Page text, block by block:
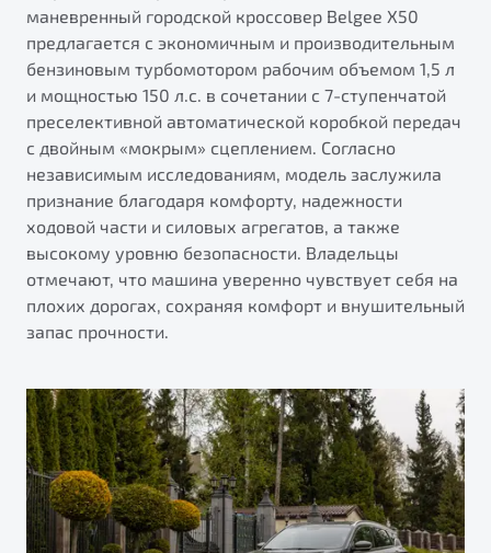
Универсальный кроссовер
от 2 499 990 ₽*
Обзор
Калькулятор ТО
Клиентская поддержка
маневренный городской кроссовер Belgee X50
предлагается с экономичным и производительным
бензиновым турбомотором рабочим объемом 1,5 л
и мощностью 150 л.с. в сочетании с 7-ступенчатой
преселективной автоматической коробкой передач
с двойным «мокрым» сцеплением. Согласно
независимым исследованиям, модель заслужила
признание благодаря комфорту, надежности
ходовой части и силовых агрегатов, а также
высокому уровню безопасности. Владельцы
отмечают, что машина уверенно чувствует себя на
плохих дорогах, сохраняя комфорт и внушительный
запас прочности.